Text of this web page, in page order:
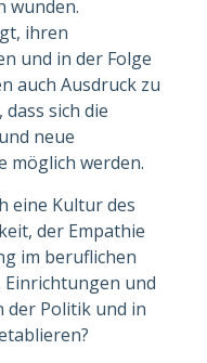
wunden.
ihren
und in der Folge
auch Ausdruck zu
sich die
neue
möglich werden.
eine Kultur des
der Empathie
im beruflichen
und
der Politik und in